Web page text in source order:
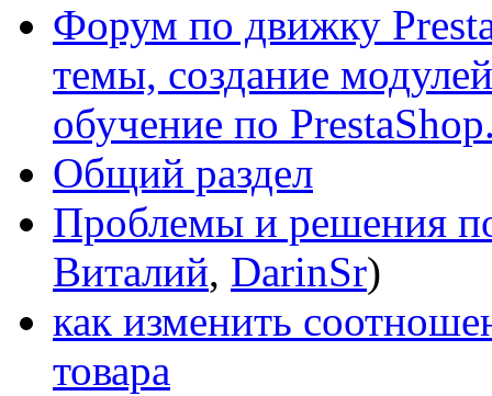
Форум по движку
темы, создание
обучение по
Общий раздел
Проблемы и решения
Виталий, DarinSr)
как изменить
товара